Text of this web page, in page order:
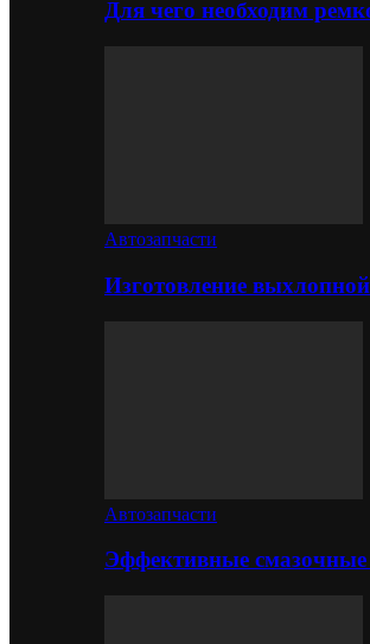
Для чего необходим
Автозапчасти
Изготовление
Автозапчасти
Эффективные